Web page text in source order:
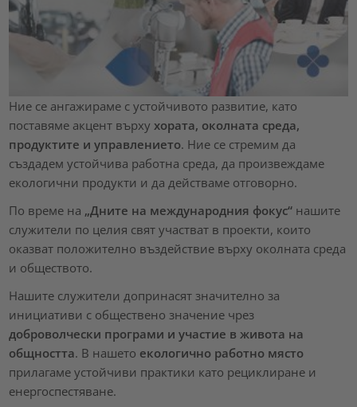
Ние се ангажираме с устойчивото развитие, като
поставяме акцент върхухората, околната среда,
продуктите и управлението. Ние се стремим да
създадем устойчива работна среда, да произвеждаме
екологични продукти и да действаме отговорно.
По време на „Дните на международния фокус“ нашите
служители по целия свят участват в проекти, които
оказват положително въздействие върху околната среда
и обществото.
Нашите служители допринасят значително за
инициативи с обществено значение чрез
доброволчески програми и участие в живота на
общността. В нашето екологично работно място
прилагаме устойчиви практики като рециклиране и
енергоспестяване.